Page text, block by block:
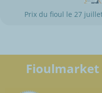
Prix du fioul le 27
Fioulmarket